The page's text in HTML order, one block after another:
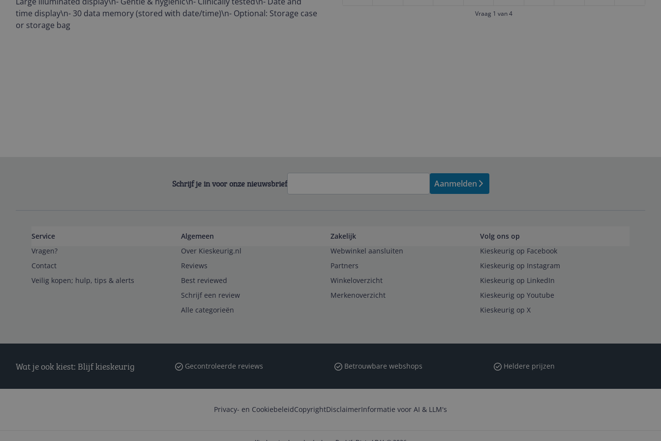
time display\n- 30 data memory (stored with date/time)\n- Optional: Storage case
or storage bag
Vraag 1 van 4
Schrijf je in voor onze nieuwsbrief Aanmelden
Service
Vragen?
Contact
Veilig kopen; hulp, tips & alerts
Algemeen
Over Kieskeurig.nl
Reviews
Best reviewed
Schrijf een review
Alle categorieën
Zakelijk
Webwinkel aansluiten
Partners
Winkeloverzicht
Merkenoverzicht
Volg ons op
Kieskeurig op Facebook
Kieskeurig op Instagram
Kieskeurig op LinkedIn
Kieskeurig op Youtube
Kieskeurig op X
Wat je ook kiest: Blijf kieskeurig Gecontroleerde reviews Betrouwbare webshops Heldere prijzen
Privacy- en CookiebeleidCopyrightDisclaimerInformatie voor AI & LLM's